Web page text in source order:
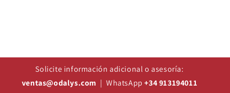
Solicite información adicional o asesoría:
ventas@odalys.com | WhatsApp+34 913194011